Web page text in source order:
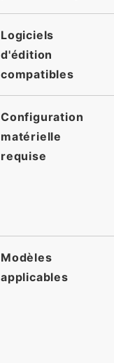
Logiciels
d'édition
compatibles
Configuration
matérielle
requise
Modèles
applicables